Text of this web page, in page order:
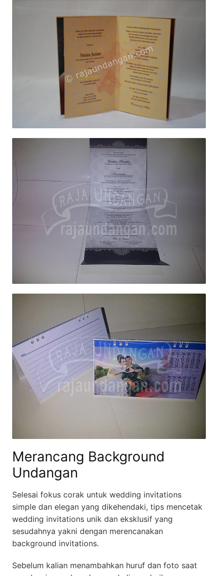
Merancang Background
Undangan
Selesai fokus corak untuk wedding invitations
simple dan elegan yang dikehendaki, tips mencetak
wedding invitations unik dan eksklusif yang
sesudahnya yakni dengan merencanakan
background invitations.
Sebelum kalian menambahkan huruf dan foto saat